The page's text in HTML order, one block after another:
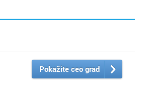
Pokažite ceo grad